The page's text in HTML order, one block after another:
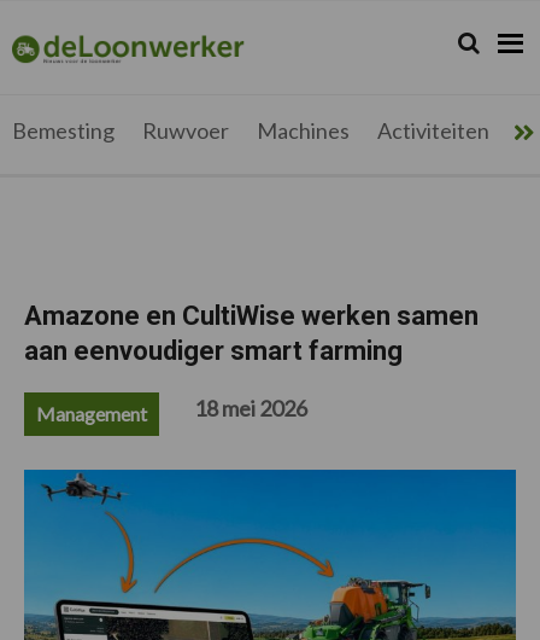
de
hoofdnavigatie
de
hoofd
de
eerste
de
voettekst
deloonwerker.be Zoeken...
Zoek
Bemesting Ruwvoer Machines Activiteiten
Amazone en CultiWise werken samen
aan eenvoudiger smart farming
Management 18 mei 2026